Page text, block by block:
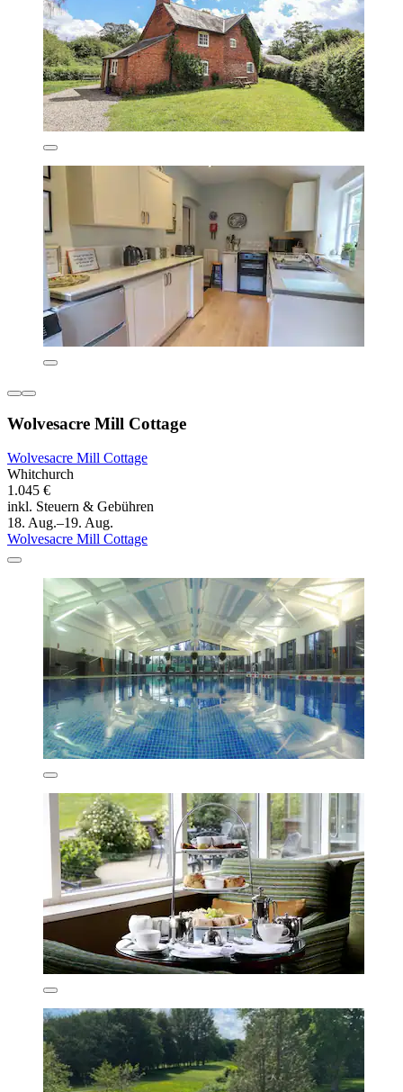
Wolvesacre Mill Cottage
Wolvesacre Mill Cottage
Whitchurch
1.045 €
inkl. Steuern & Gebühren
18. Aug.–19. Aug.
Wolvesacre Mill Cottage